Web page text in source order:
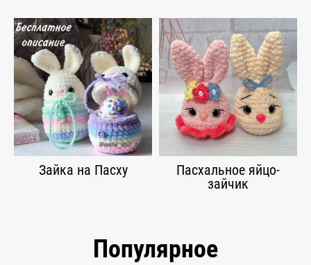
Зайка на Пасху
Пасхальное яйцо-
зайчик
Популярное